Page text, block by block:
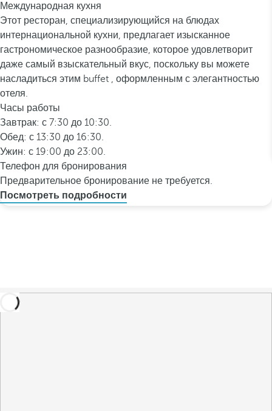
Международная кухня
Этот ресторан, специализирующийся на блюдах
интернациональной кухни, предлагает изысканное
гастрономическое разнообразие, которое удовлетворит
даже самый взыскательный вкус, поскольку вы можете
насладиться этим buffet , оформленным с элегантностью
отеля.
Часы работы
Завтрак: с 7:30 до 10:30.
Обед: с 13:30 до 16:30.
Ужин: с 19:00 до 23:00.
Телефон для бронирования
Предварительное бронирование не требуется.
Посмотреть подробности